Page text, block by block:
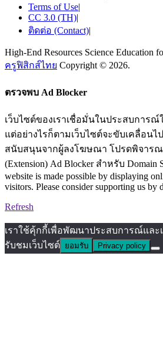
Terms of Use|
CC 3.0 (TH)|
ติดต่อ (Contact)|
High-End Resources Science Education
ครูฟิสิกส์ไทย Copyright © 2026.
ตรวจพบ Ad Blocker
เว็บไซต์ของเราเชื่อมั่นในประสบการ
แต่อย่างไรก็ตามเว็บไซต์จะขับเคลื่อนไ
สนับสนุนจากผู้ลงโฆษณา โปรดพิจารณ
(Extension) Ad Blocker สำหรับ
website is made possible by displaying
visitors. Please consider supporting us by
Refresh
เราใช้คุ้กกี้เพื่อพัฒนาประสบการณ์และ
รับชมเว็บไซต์ ยอมรับ Privacy policy